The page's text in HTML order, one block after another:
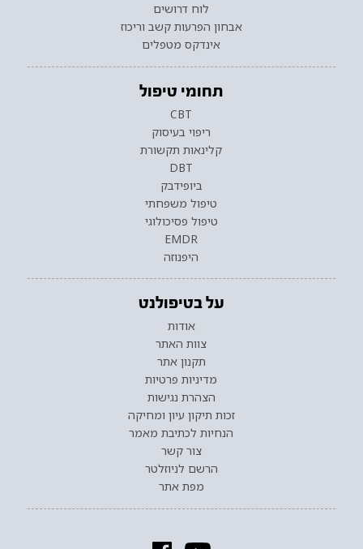
לוח דרושים
אבחון הפרעות קשב וריכוז
אינדקס מטפלים
תחומי טיפול
CBT
ריפוי בעיסוק
קלינאות תקשורת
DBT
ביופידבק
טיפול משפחתי
טיפול פסיכולוגי
EMDR
היפנוזה
על בטיפולנט
אודות
צוות האתר
תקנון אתר
מדיניות פרטיות
הצהרת נגישות
זכות תיקון עיון ומחיקה
הנחיות לכתיבת מאמר
צור קשר
הרשם לניוזלטר
מפת אתר